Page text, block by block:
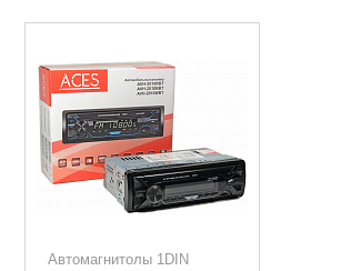
Автомагнитолы 1DIN